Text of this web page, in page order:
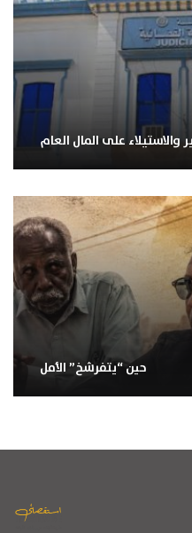
والاستيلاء على المال العام
حين “يتفرشخ” الأمل